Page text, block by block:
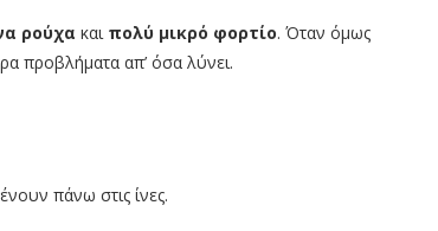
ρούχα και πολύ μικρό φορτίο. Όταν όμως
προβλήματα απ’ όσα λύνει.
πάνω στις ίνες.